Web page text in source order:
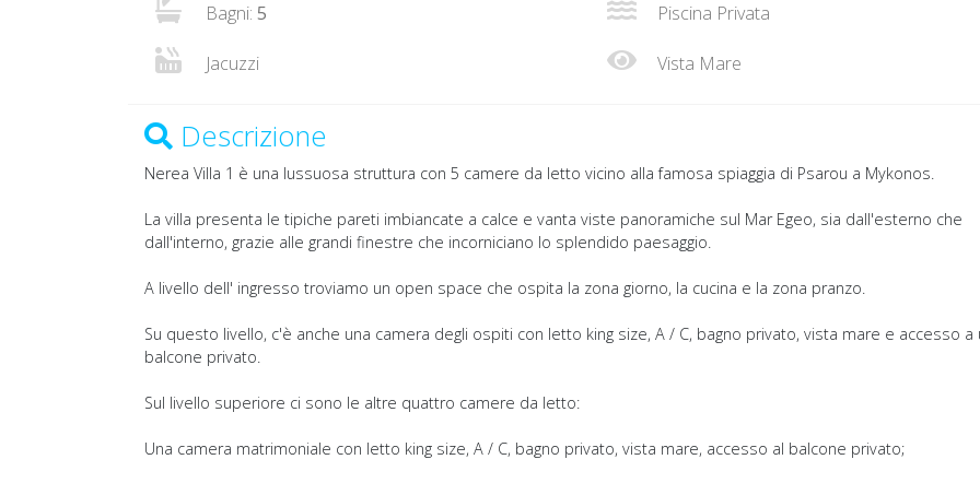
Bagni: 5 Piscina Privata
Jacuzzi Vista Mare
Descrizione
Nerea Villa 1 è una lussuosa struttura con 5 camere da letto vicino alla famosa spiaggia di Psarou a Mykonos.
La villa presenta le tipiche pareti imbiancate a calce e vanta viste panoramiche sul Mar Egeo, sia dall'esterno che
dall'interno, grazie alle grandi finestre che incorniciano lo splendido paesaggio.
A livello dell' ingresso troviamo un open space che ospita la zona giorno, la cucina e la zona pranzo.
Su questo livello, c'è anche una camera degli ospiti con letto king size, A / C, bagno privato, vista mare e accesso a
balcone privato.
Sul livello superiore ci sono le altre quattro camere da letto:
Una camera matrimoniale con letto king size, A / C, bagno privato, vista mare, accesso al balcone privato;